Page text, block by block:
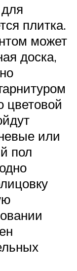
плитка.
может
доска,
цветовой
или
пол